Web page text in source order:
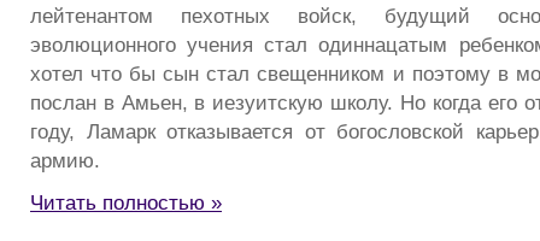
лейтенантом пехотных войск, будущий
эволюционного учения стал одиннацатым
хотел что бы сын стал свещенником и поэтому в
послан в Амьен, в иезуитскую школу. Но когда его
году, Ламарк отказывается от богословской
армию.
Читать полностью »